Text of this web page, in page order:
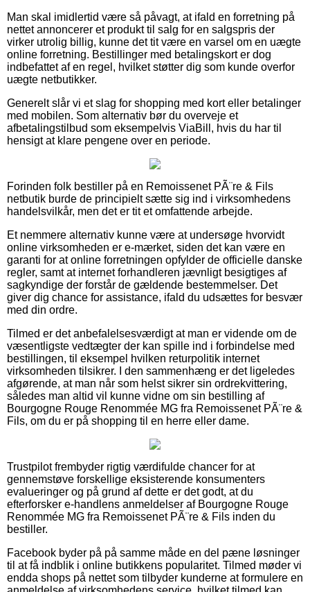
Man skal imidlertid være så påvagt, at ifald en forretning på
nettet annoncerer et produkt til salg for en salgspris der
virker utrolig billig, kunne det tit være en varsel om en uægte
online forretning. Bestillinger med betalingskort er dog
indbefattet af en regel, hvilket støtter dig som kunde overfor
uægte netbutikker.
Generelt slår vi et slag for shopping med kort eller betalinger
med mobilen. Som alternativ bør du overveje et
afbetalingstilbud som eksempelvis ViaBill, hvis du har til
hensigt at klare pengene over en periode.
Forinden folk bestiller på en Remoissenet PÃ¨re & Fils
netbutik burde de principielt sætte sig ind i virksomhedens
handelsvilkår, men det er tit et omfattende arbejde.
Et nemmere alternativ kunne være at undersøge hvorvidt
online virksomheden er e-mærket, siden det kan være en
garanti for at online forretningen opfylder de officielle danske
regler, samt at internet forhandleren jævnligt besigtiges af
sagkyndige der forstår de gældende bestemmelser. Det
giver dig chance for assistance, ifald du udsættes for besvær
med din ordre.
Tilmed er det anbefalelsesværdigt at man er vidende om de
væsentligste vedtægter der kan spille ind i forbindelse med
bestillingen, til eksempel hvilken returpolitik internet
virksomheden tilsikrer. I den sammenhæng er det ligeledes
afgørende, at man når som helst sikrer sin ordrekvittering,
således man altid vil kunne vidne om sin bestilling af
Bourgogne Rouge Renommée MG fra Remoissenet PÃ¨re &
Fils, om du er på shopping til en herre eller dame.
Trustpilot frembyder rigtig værdifulde chancer for at
gennemstøve forskellige eksisterende konsumenters
evalueringer og på grund af dette er det godt, at du
efterforsker e-handlens anmeldelser af Bourgogne Rouge
Renommée MG fra Remoissenet PÃ¨re & Fils inden du
bestiller.
Facebook byder på på samme måde en del pæne løsninger
til at få indblik i online butikkens popularitet. Tilmed møder vi
endda shops på nettet som tilbyder kunderne at formulere en